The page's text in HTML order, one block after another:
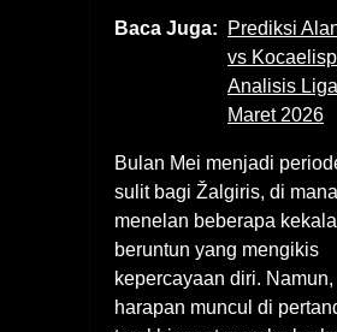
Baca Juga:
Prediksi
vs
Analisis
Maret 2026
Bulan Mei menjadi
sulit bagi Žalgiris, di
menelan beberapa
beruntun yang mengikis
kepercayaan diri.
harapan muncul di